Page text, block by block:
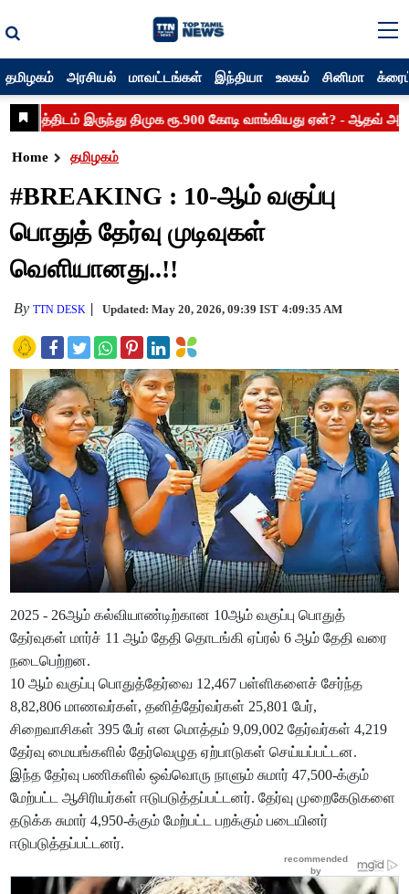
தமிழகம் அரசியல் மாவட்டங்கள் இந்தியா உலகம் சினிமா
Home தமிழகம்
#BREAKING : 10-ஆம் வகுப்பு
பொதுத் தேர்வு முடிவுகள்
வெளியானது..!!
ByTTN DESK Updated: May 20, 2026, 09:39 IST 4:09:35 AM
2025 - 26ஆம் கல்வியாண்டிற்கான 10ஆம் வகுப்பு பொதுத்
தேர்வுகள் மார்ச் 11 ஆம் தேதி தொடங்கி ஏப்ரல் 6 ஆம் தேதி வரை
நடைபெற்றன.
10 ஆம் வகுப்பு பொதுத்தேர்வை 12,467 பள்ளிகளைச் சேர்ந்த
8,82,806 மாணவர்கள், தனித்தேர்வர்கள் 25,801 பேர்,
சிறைவாசிகள் 395 பேர் என மொத்தம் 9,09,002 தேர்வர்கள் 4,219
தேர்வு மையங்களில் தேர்வெழுத ஏற்பாடுகள் செய்யப்பட்டன.
இந்த தேர்வு பணிகளில் ஒவ்வொரு நாளும் சுமார் 47,500-க்கும்
மேற்பட்ட ஆசிரியர்கள் ஈடுபடுத்தப்பட்டனர். தேர்வு முறைகேடுகளை
தடுக்க சுமார் 4,950-க்கும் மேற்பட்ட பறக்கும் படையினர்
ஈடுபடுத்தப்பட்டனர்.